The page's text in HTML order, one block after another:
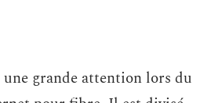
grande attention lors du